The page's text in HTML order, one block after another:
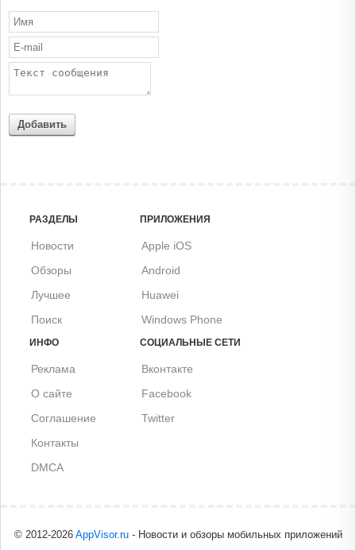
Добавить
РАЗДЕЛЫ
Новости
Обзоры
Лучшее
Поиск
ПРИЛОЖЕНИЯ
Apple iOS
Android
Huawei
Windows Phone
ИНФО
Реклама
О сайте
Соглашение
Контакты
DMCA
СОЦИАЛЬНЫЕ СЕТИ
Вконтакте
Facebook
Twitter
© 2012-2026 AppVisor.ru- Новости и обзоры мобильных приложений